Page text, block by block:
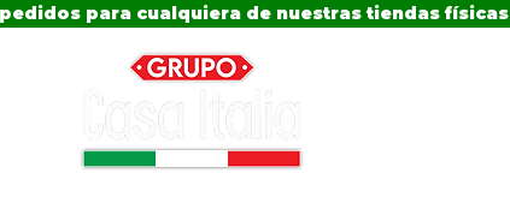
para cualquiera de nuestras tiendas físicas